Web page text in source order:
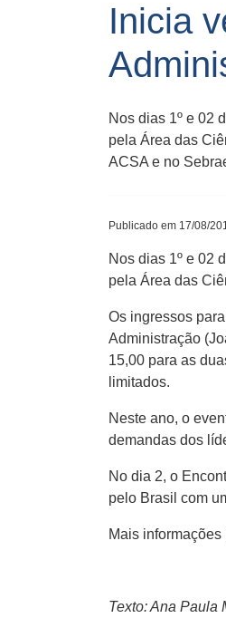
Inicia
Nos dias 1º e 02
pela Área das
ACSA e no
Publicado em 17/08/
Nos dias 1º e 02
pela Área das
Os ingressos
Administração
15,00 para as
limitados.
Neste ano, o
demandas dos
No dia 2, o
pelo Brasil com
Mais
Texto: Ana Paula